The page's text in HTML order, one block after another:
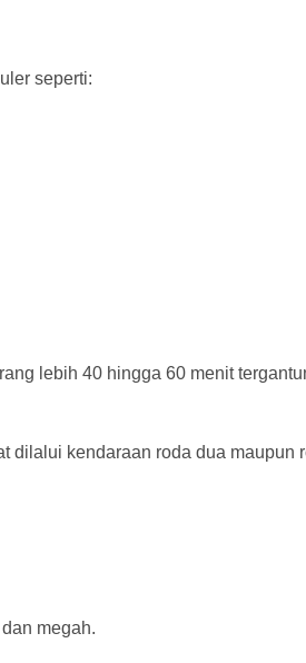
seperti:
lebih 40 hingga 60 menit
dilalui kendaraan roda dua maupun
megah.